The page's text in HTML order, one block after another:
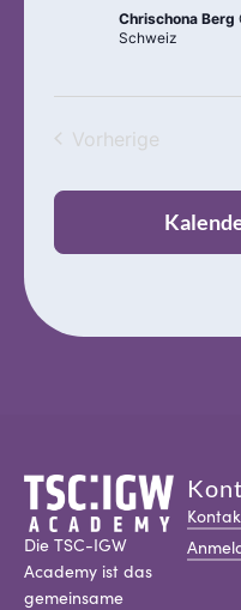
Chrischona Berg
Schweiz
Vorherige
Die TSC-IGW
Academy ist das
gemeinsame